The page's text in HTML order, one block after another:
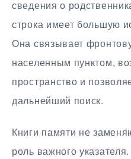
сведения о
строка имеет большую
Она связывает
населенным пунктом,
пространство и
дальнейший поиск.
Книги памяти не
роль важного